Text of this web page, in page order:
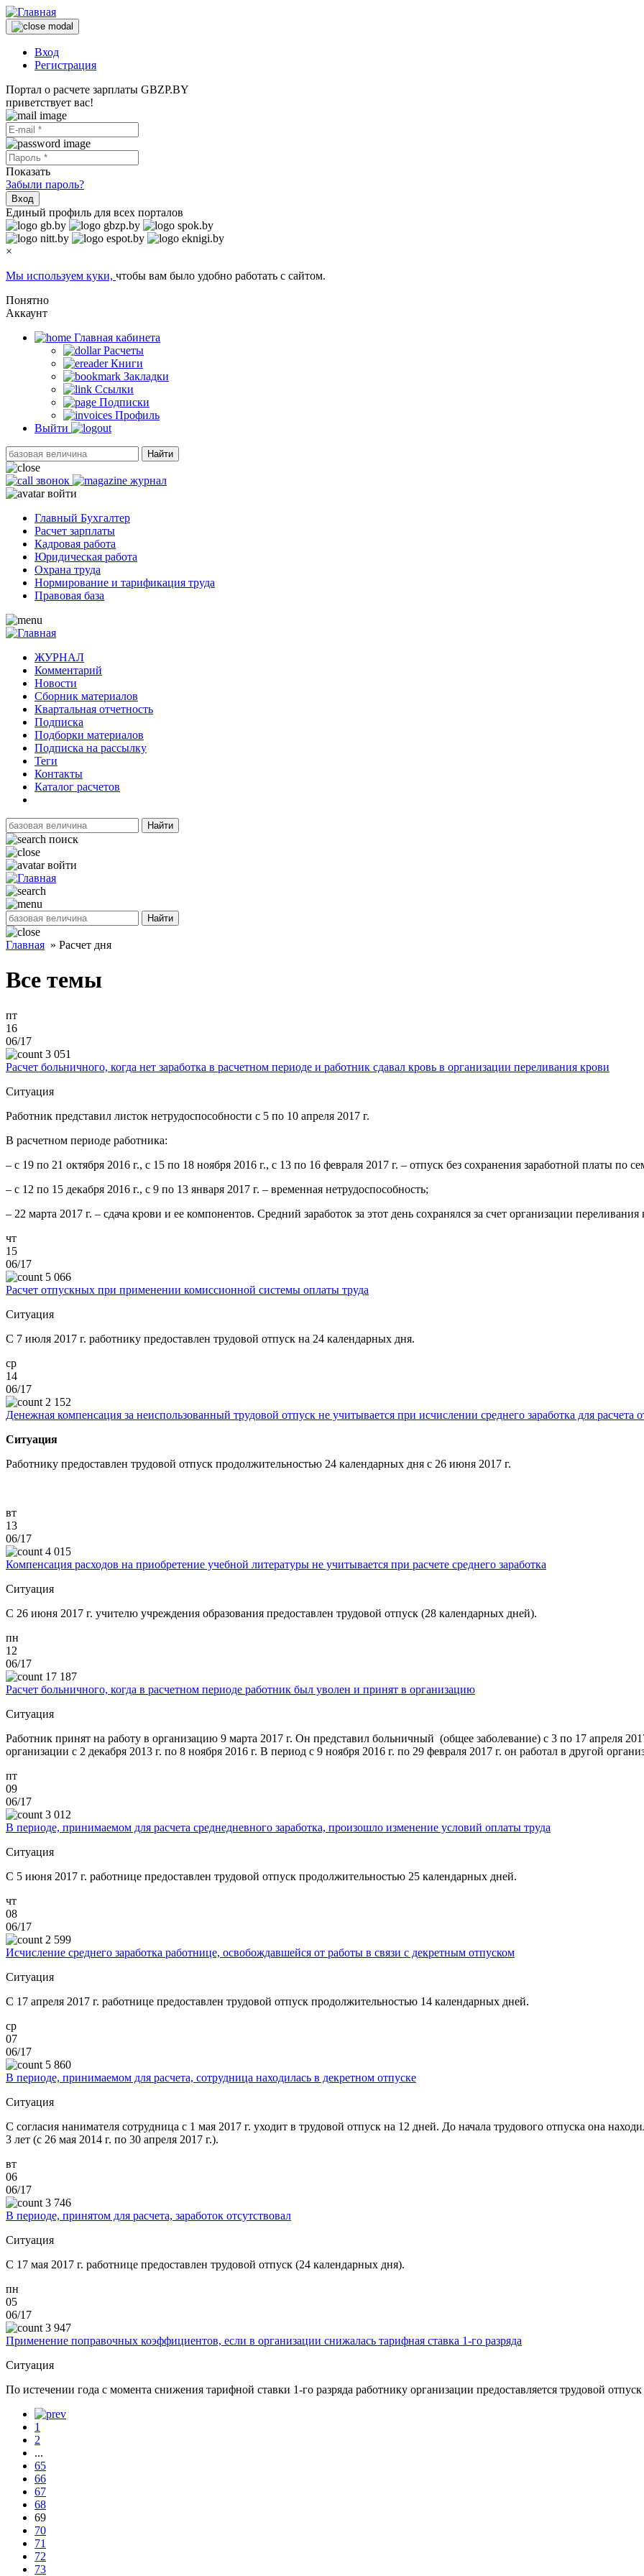
Вход
Регистрация
Портал о расчете зарплаты GBZP.BY
приветствует вас!
Показать
Забыли пароль?
Вход
Единый профиль для всех порталов
×
Мы используем куки, чтобы вам было удобно работать с сайтом.
Понятно
Аккаунт
Главная кабинетa
Расчеты
Книги
Закладки
Ссылки
Подписки
Профиль
Выйти
Найти
звонок
журнал
войти
Главный Бухгалтер
Расчет зарплаты
Кадровая работа
Юридическая работа
Охрана труда
Нормирование и тарификация труда
Правовая база
ЖУРНАЛ
Комментарий
Новости
Сборник материалов
Квартальная отчетность
Подписка
Подборки материалов
Подписка на рассылку
Теги
Контакты
Каталог расчетов
Найти
поиск
войти
Найти
Главная » Расчет дня
Все темы
пт
16
06/17
3 051
Расчет больничного, когда нет заработка в расчетном периоде и работник сдавал кровь в организации переливания крови
Ситуация
Работник представил листок нетрудоспособности с 5 по 10 апреля 2017 г.
В расчетном периоде работника:
– с 19 по 21 октября 2016 г., с 15 по 18 ноября 2016 г., c 13 по 16 февраля 2017 г. – отпуск без сохранения заработной платы по
– с 12 по 15 декабря 2016 г., с 9 по 13 января 2017 г. – временная нетрудоспо­собность;
– 22 марта 2017 г. – сдача крови и ее компонентов. Средний заработок за этот день сохранялся за счет организации переливания
чт
15
06/17
5 066
Расчет отпускных при применении комиссионной системы оплаты труда
Ситуация
C 7 июля 2017 г. работнику предоставлен трудовой отпуск на 24 календарных дня.
ср
14
06/17
2 152
Денежная компенсация за неиспользованный трудовой отпуск не учитывается при исчислении среднего заработка для расчета
Ситуация
Работнику предоставлен трудовой отпуск продолжительностью 24 календарных дня с 26 июня 2017 г.
вт
13
06/17
4 015
Компенсация расходов на приобретение учебной литературы не учитывается при расчете среднего заработка
Ситуация
С 26 июня 2017 г. учителю учреждения образования предоставлен трудовой отпуск (28 календарных дней).
пн
12
06/17
17 187
Расчет больничного, когда в расчетном периоде работник был уволен и принят в организацию
Ситуация
Работник принят на работу в организацию 9 марта 2017 г. Он представил больничный (общее заболевание) с 3 по 17 апреля
организации с 2 декабря 2013 г. по 8 ноября 2016 г. В период с 9 ноября 2016 г. по 29 февраля 2017 г. он работал в другой
пт
09
06/17
3 012
В периоде, принимаемом для расчета среднедневного заработка, произошло изменение условий оплаты труда
Ситуация
C 5 июня 2017 г. работнице предоставлен трудовой отпуск продолжительно­стью 25 календарных дней.
чт
08
06/17
2 599
Исчисление среднего заработка работнице, освобождавшейся от работы в связи с декретным отпуском
Ситуация
C 17 апреля 2017 г. работнице предоставлен трудовой отпуск продолжительно­стью 14 календарных дней.
ср
07
06/17
5 860
В периоде, принимаемом для расчета, сотрудница находилась в декретном отпуске
Ситуация
C согласия нанимателя сотрудница c 1 мая 2017 г. уходит в трудовой отпуск на 12 дней. До начала трудового отпуска она
3 лет (с 26 мая 2014 г. по 30 апреля 2017 г.).
вт
06
06/17
3 746
В периоде, принятом для расчета, заработок отсутствовал
Ситуация
С 17 мая 2017 г. работнице предоставлен трудовой отпуск (24 календарных дня).
пн
05
06/17
3 947
Применение поправочных коэффициентов, если в организации снижалась тарифная ставка 1-го разряда
Ситуация
По истечении года с момента снижения тарифной ставки 1-го разряда работнику организации предоставляется трудовой
1
2
...
65
66
67
68
69
70
71
72
73